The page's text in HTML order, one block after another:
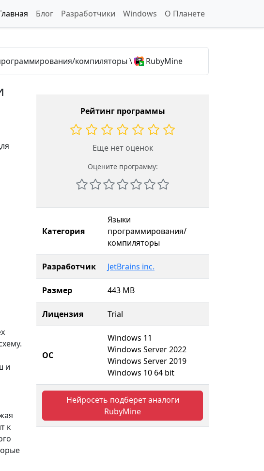
Блог Разработчики Windows О Планете
компиляторы \ RubyMine
и
к
Рейтинг программы
Еще нет оценок
Оцените программу:
Категория
Языки
программирования/
компиляторы
Разработчик JetBrains inc.
Размер 443 MB
Лицензия Trial
ОС
Windows 11
Windows Server 2022
Windows Server 2019
Windows 10 64 bit
Нейросеть подберет аналоги
RubyMine